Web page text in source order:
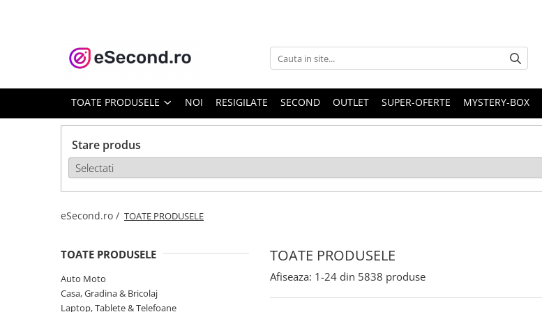
TOATE PRODUSELE
Accesorii Auto
Echipamente pentru Atelier
Electronice Auto
Reparatii si echipamente auto
Casa, Gradina & Bricolaj
Accesorii usi
Bucatarie & Servire
TOATE PRODUSELE NOI RESIGILATE SECOND OUTLET SUPER-OFERTE MYSTERY-BOX
Stare produs
eSecond.ro / TOATE PRODUSELE
TOATE PRODUSELE
TOATE PRODUSELE
Auto Moto
Casa, Gradina & Bricolaj
Laptop, Tablete & Telefoane
Afiseaza: 1-24 din 5838 produse